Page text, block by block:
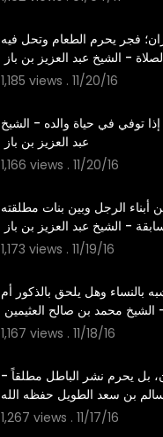
فجر يحرم الطعام وتحل فيه
1,185 views . 11/20/16
توفي في حياة والده - الشيخ
1,166 views . 11/20/16
أبناء الرجل وبين بنات مطلقته
1,173 views . 11/19/16
بالنساء وهل يلحق بالذكور أم
1,167 views . 11/18/16
بل يحرم نشر الباطل مطلقاً -
1,267 views . 11/17/16